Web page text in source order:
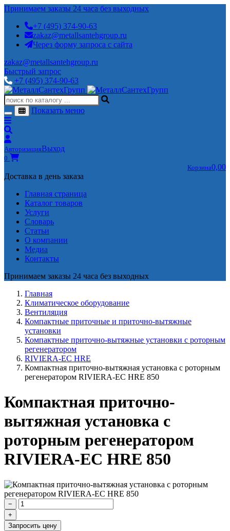
Принимаем заказы 24 часа без выходных
+7 (495) 374-90-63
zakaz@metallsantehgroup.ru
Через форму запроса с сайта
zakaz@metallsantehgroup.ru
Быстрый запрос
+7 (495) 374-90-63
Показать меню
АвторизацияВыход
0
Корзина0,00
Доставка в день заказа
Главная страница
Каталог товаров
Услуги
Словарь
Статьи
О компании
Медиа
Контакты
Принимаем заказы 24 часа без выходных
Главная
Климатическое оборудование
Вентиляция
Компактные приточные и приточно-вытяжные
установки
Компактные приточно-вытяжные установки с роторным
регенератором
RIVIERA-EC HRE
Компактная приточно-вытяжная установка с роторным
регенератором RIVIERA-EC HRE 850
Компактная приточно-
вытяжная установка с
роторным регенератором
RIVIERA-EC HRE 850
−
+
Запросить цену